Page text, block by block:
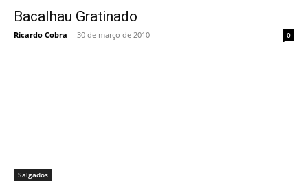
Bacalhau Gratinado
Ricardo Cobra - 30 de março de 2010 0
Salgados